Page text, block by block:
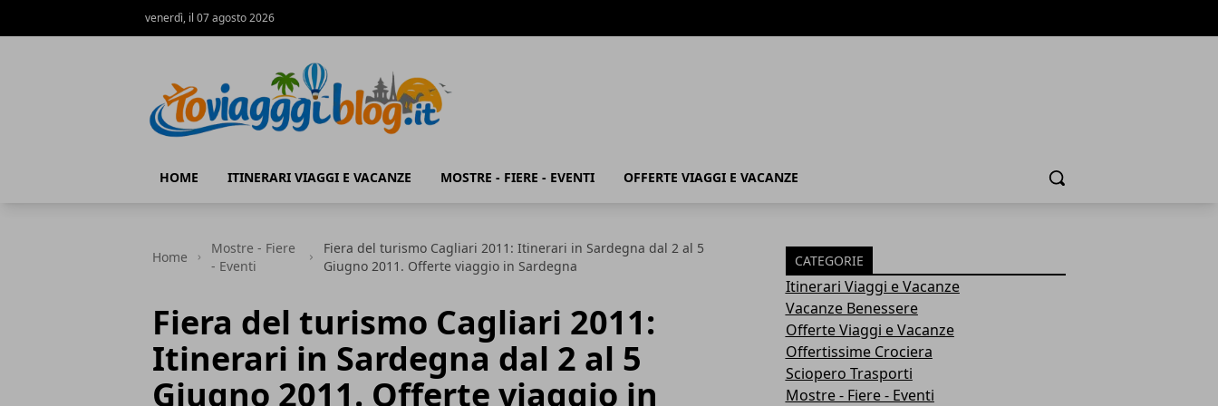
venerdì, il 07 agosto 2026
HOME ITINERARI VIAGGI E VACANZE MOSTRE - FIERE - EVENTI OFFERTE VIAGGI E VACANZE Cerca
Home
Mostre - Fiere
- Eventi
Fiera del turismo Cagliari 2011: Itinerari in Sardegna dal 2 al 5
Giugno 2011. Offerte viaggio in Sardegna
Fiera del turismo Cagliari 2011:
Itinerari in Sardegna dal 2 al 5
Giugno 2011. Offerte viaggio in
CATEGORIE
Itinerari Viaggi e Vacanze
Vacanze Benessere
Offerte Viaggi e Vacanze
Offertissime Crociera
Sciopero Trasporti
Mostre - Fiere - Eventi